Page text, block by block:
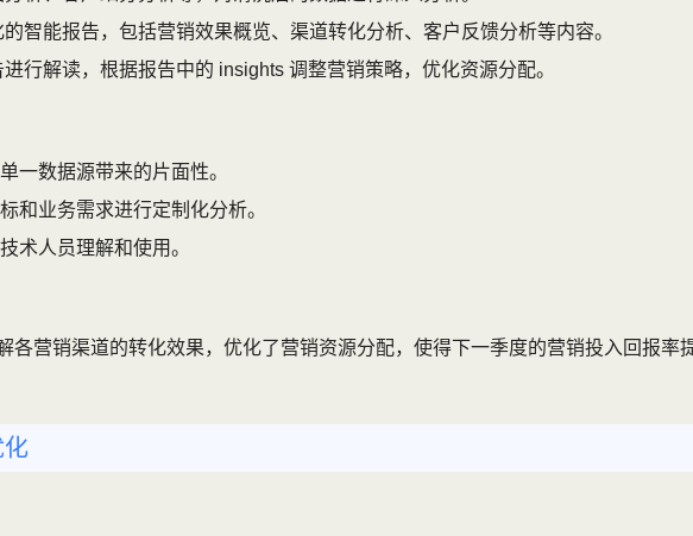
智能报告，包括营销效果概览、渠道转化分析、客户反馈分析等内容。
行解读，根据报告中的 insights 调整营销策略，优化资源分配。
一数据源带来的片面性。
和业务需求进行定制化分析。
术人员理解和使用。
各营销渠道的转化效果，优化了营销资源分配，使得下一季度的营销投入回报
化